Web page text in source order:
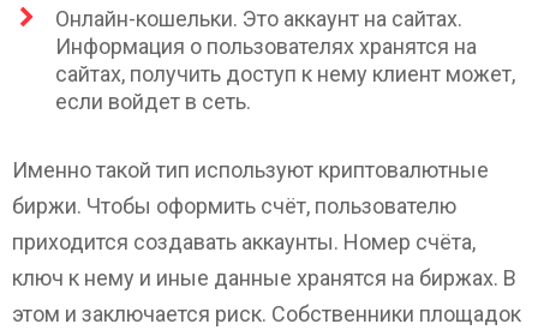
Онлайн-кошельки. Это аккаунт на сайтах.
Информация о пользователях хранятся на
сайтах, получить доступ к нему клиент может,
если войдет в сеть.
Именно такой тип используют криптовалютные
биржи. Чтобы оформить счёт, пользователю
приходится создавать аккаунты. Номер счёта,
ключ к нему и иные данные хранятся на биржах. В
этом и заключается риск. Собственники площадок